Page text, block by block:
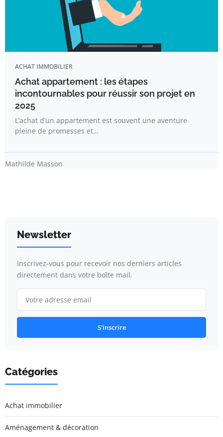
ACHAT IMMOBILIER
Achat appartement : les étapes
incontournables pour réussir son projet en
2025
L’achat d’un appartement est souvent une aventure
pleine de promesses et…
Mathilde Masson
Newsletter
Inscrivez-vous pour recevoir nos derniers articles
directement dans votre boîte mail.
S'inscrire
Catégories
Achat immobilier
Aménagement & décoration